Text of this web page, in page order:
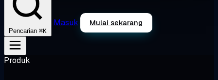
Pencarian ⌘K
Masuk Mulai sekarang
Produk